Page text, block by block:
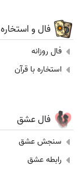
فال و استخاره
فال روزانه
استخاره با قرآن
فال عشق
سنجش عشق
رابطه عشق